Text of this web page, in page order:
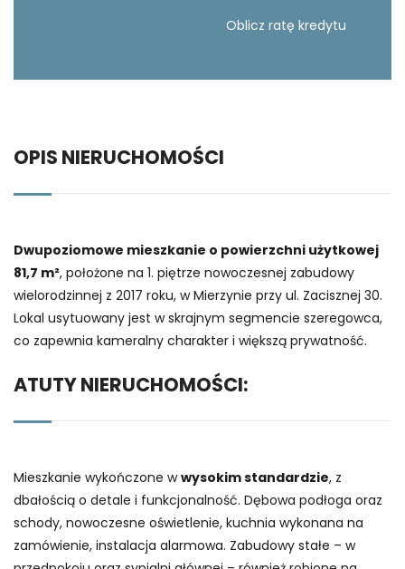
Oblicz ratę kredytu
OPIS NIERUCHOMOŚCI
Dwupoziomowe mieszkanie o powierzchni użytkowej
81,7 m², położone na 1. piętrze nowoczesnej zabudowy
wielorodzinnej z 2017 roku, w Mierzynie przy ul. Zacisznej 30.
Lokal usytuowany jest w skrajnym segmencie szeregowca,
co zapewnia kameralny charakter i większą prywatność.
ATUTY NIERUCHOMOŚCI:
Mieszkanie wykończone wwysokim standardzie, z
dbałością o detale i funkcjonalność. Dębowa podłoga oraz
schody, nowoczesne oświetlenie, kuchnia wykonana na
zamówienie, instalacja alarmowa. Zabudowy stałe – w